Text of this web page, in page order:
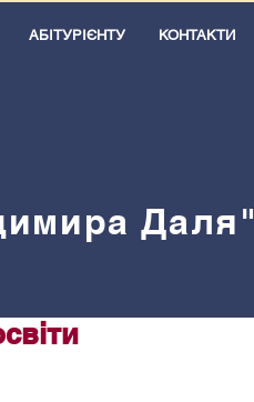
АБІТУРІЄНТУ КОНТАКТИ
Даля"